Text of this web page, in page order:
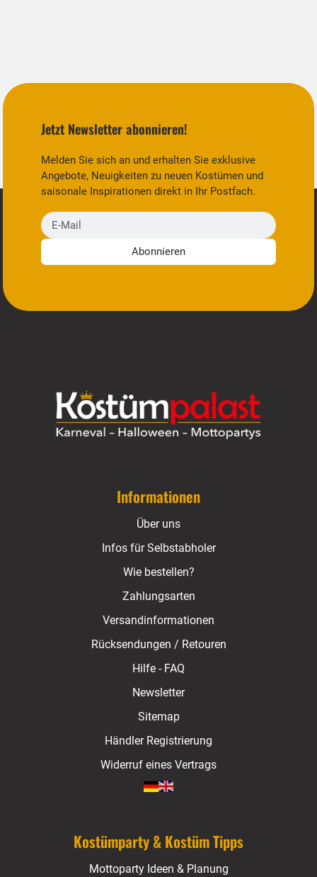
Jetzt Newsletter abonnieren!
Melden Sie sich an und erhalten Sie exklusive
Angebote, Neuigkeiten zu neuen Kostümen und
saisonale Inspirationen direkt in Ihr Postfach.
E-Mail
Abonnieren
Informationen
Über uns
Infos für Selbstabholer
Wie bestellen?
Zahlungsarten
Versandinformationen
Rücksendungen / Retouren
Hilfe - FAQ
Newsletter
Sitemap
Händler Registrierung
Widerruf eines Vertrags
Kostümparty & Kostüm Tipps
Mottoparty Ideen & Planung